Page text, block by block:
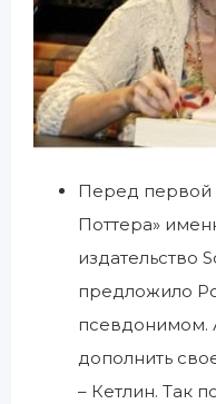
Перед первой
Поттера»
издательство
предложило
псевдонимом.
дополнить
– Кетлин. Так